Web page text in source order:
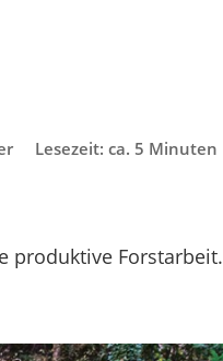
Lesezeit: ca. 5 Minuten
produktive Forstarbeit.